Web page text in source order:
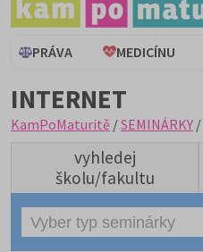
PRÁVA MEDICÍNU
INTERNET
KamPoMaturitě /SEMINÁRKY /
vyhledej
školu/fakultu